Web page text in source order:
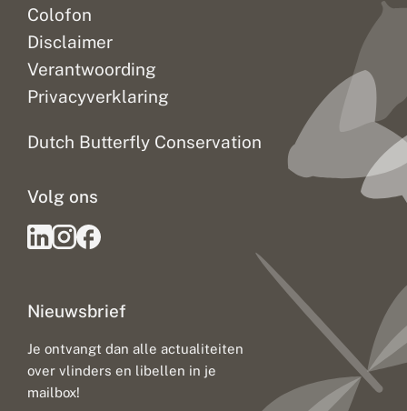
Colofon
Disclaimer
Verantwoording
Privacyverklaring
Dutch Butterfly Conservation
Nieuwsbrief
Je ontvangt dan alle actualiteiten
over vlinders en libellen in je
mailbox!
Volg ons